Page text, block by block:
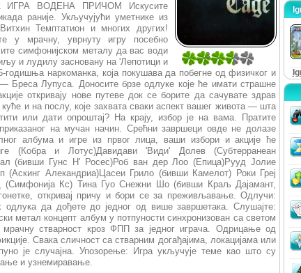
3
2
ВОДЕНА ПРИЧОМ Искусите
раније. Укључујући уметнике из
Темптатион и многих других!
у мрачну, уврнуту игру посебно
симфонијском металу да вас води
и лудилу засновану на 'Лепотици и
годишња наркоманка, која покушава да побегне од физичког и
Бреса Лупуса. Доносите брзе одлуке које ће имати страшне
откривају нове путеве док се борите да сачувате здрав
и на послу, које захвата сваки аспект вашег живота — шта
или дати опроштај? На крају, избор је на вама. Пратите
на мучан начин. Срећни завршеци овде не долазе
албума и игре из првог лица, ваши избори и акције ће
(Кобра и Лотус)Давидави 'Види' Долев (Субтерранеан
(бивши Гунс Н' Росес)Роб ван дер Лоо (Епица)Рууд Јолие
(Аскинг Алекандриа)Цасеи Грило (бивши Камелот) Роки Греј
(Симфонија Кс) Тина Гуо Снежни Шо (бивши Краљ Дајамант,
откривај причу и бори се за преживљавање. Одлучи:
одлука да дођете до једног од више завршетака. Слушајте:
метал концепт албум у потпуности синхронизован са светом
мрачну стварност кроз ФПП за једног играча. Одрицање од
Свака сличност са стварним догађајима, локацијама или
је случајна. Упозорење: Игра укључује теме као што су
и узнемиравање.